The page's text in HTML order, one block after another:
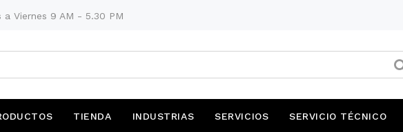
a Viernes 9 AM - 5.30 PM
TIENDA INDUSTRIAS SERVICIOS SERVICIO TÉCNICO